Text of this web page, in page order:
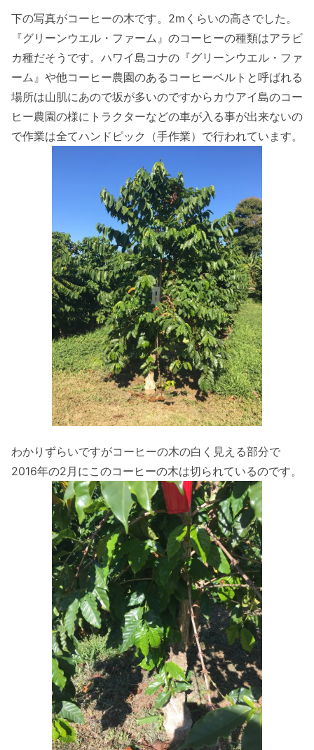
下の写真がコーヒーの木です。2mくらいの高さでした。
『グリーンウエル・ファーム』のコーヒーの種類はアラビ
カ種だそうです。ハワイ島コナの『グリーンウエル・ファ
ーム』や他コーヒー農園のあるコーヒーベルトと呼ばれる
場所は山肌にあので坂が多いのですからカウアイ島のコー
ヒー農園の様にトラクターなどの車が入る事が出来ないの
で作業は全てハンドピック（手作業）で行われています。
わかりずらいですがコーヒーの木の白く見える部分で
2016年の2月にこのコーヒーの木は切られているのです。